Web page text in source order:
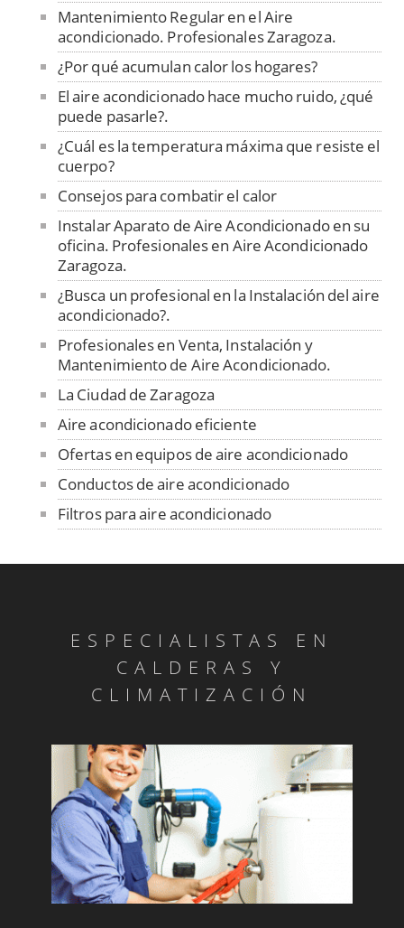
Mantenimiento Regular en el Aire
acondicionado. Profesionales Zaragoza.
¿Por qué acumulan calor los hogares?
El aire acondicionado hace mucho ruido, ¿qué
puede pasarle?.
¿Cuál es la temperatura máxima que resiste el
cuerpo?
Consejos para combatir el calor
Instalar Aparato de Aire Acondicionado en su
oficina. Profesionales en Aire Acondicionado
Zaragoza.
¿Busca un profesional en la Instalación del aire
acondicionado?.
Profesionales en Venta, Instalación y
Mantenimiento de Aire Acondicionado.
La Ciudad de Zaragoza
Aire acondicionado eficiente
Ofertas en equipos de aire acondicionado
Conductos de aire acondicionado
Filtros para aire acondicionado
acondicionado
Rejillas aire acondicionado
Nuestros Productos
Cambio de filtros
Reparaciones garantizadas
Motores de lamas
OFERTAS AIRE ACONDICIONADO VERANO
2014
ESPECIALISTAS EN
CALDERAS Y
CLIMATIZACIÓN